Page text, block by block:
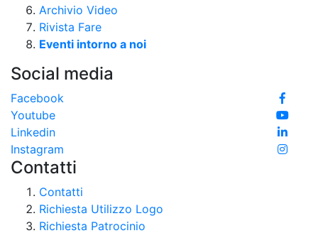
Archivio Video
Rivista Fare
Eventi intorno a noi
Social media
Facebook
Youtube
Linkedin
Instagram
Contatti
Contatti
Richiesta Utilizzo Logo
Richiesta Patrocinio